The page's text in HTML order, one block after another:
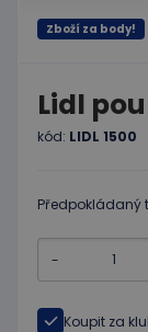
Zboží za body!
Lidl
kód: LIDL 1500
Předpokládaný
-
Koupit za